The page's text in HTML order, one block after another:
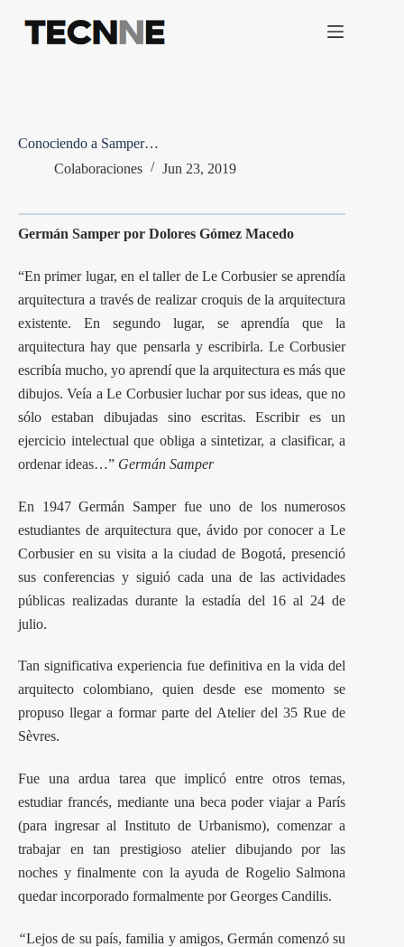
contenido
Conociendo a Samper…
Colaboraciones
Jun 23, 2019
Germán Samper por Dolores Gómez Macedo
“En primer lugar, en el taller de Le Corbusier se aprendía
arquitectura a través de realizar croquis de la arquitectura
existente. En segundo lugar, se aprendía que la
arquitectura hay que pensarla y escribirla. Le Corbusier
escribía mucho, yo aprendí que la arquitectura es más que
dibujos. Veía a Le Corbusier luchar por sus ideas, que no
sólo estaban dibujadas sino escritas. Escribir es un
ejercicio intelectual que obliga a sintetizar, a clasificar, a
ordenar ideas…” Germán Samper
En 1947 Germán Samper fue uno de los numerosos
estudiantes de arquitectura que, ávido por conocer a Le
Corbusier en su visita a la ciudad de Bogotá, presenció
sus conferencias y siguió cada una de las actividades
públicas realizadas durante la estadía del 16 al 24 de
julio.
Tan significativa experiencia fue definitiva en la vida del
arquitecto colombiano, quien desde ese momento se
propuso llegar a formar parte del Atelier del 35 Rue de
Sèvres.
Fue una ardua tarea que implicó entre otros temas,
estudiar francés, mediante una beca poder viajar a París
(para ingresar al Instituto de Urbanismo), comenzar a
trabajar en tan prestigioso atelier dibujando por las
noches y finalmente con la ayuda de Rogelio Salmona
quedar incorporado formalmente por Georges Candilis.
“Lejos de su país, familia y amigos, Germán comenzó su